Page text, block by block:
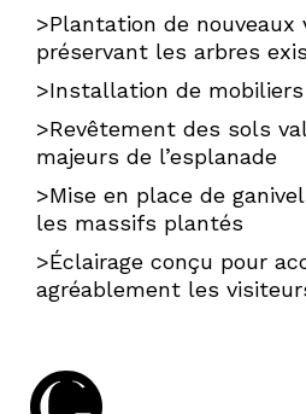
>Plantation de
préservant les arbres
>Installation de
>Revêtement des sols
majeurs de l’esplanade
>Mise en place de
les massifs plantés
>Éclairage conçu pour
agréablement les